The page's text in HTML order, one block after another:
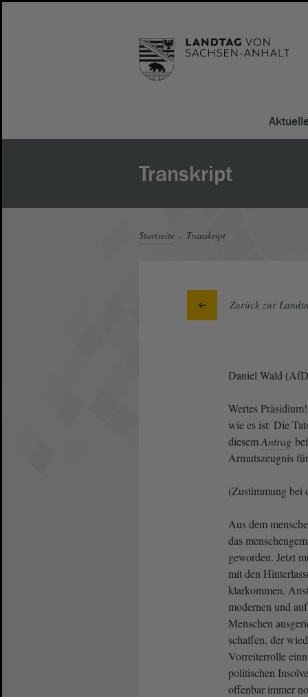
Transkript
Startseite Transkript
Zurück zur
Daniel Wald
Wertes
wie es ist: Die
diesemAntrag
Armutszeugnis
(Zustimmung bei
Aus dem
das
geworden. Jetzt
mit den
klarkommen.
modernen und
Menschen
schaffen, der
Vorreiterrolle
politischen
offenbar immer